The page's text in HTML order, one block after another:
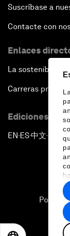
Suscríbase a
Contacte con
Enlaces
La sostenibilidad
Carreras
Ediciones en
EN ▪ ES▪中文▪ 日本語
Política